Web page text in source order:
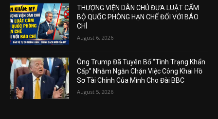
THƯỢNG VIỆN DÂN CHỦ ĐƯA LUẬT CẤM
BỘ QUỐC PHÒNG HẠN CHẾ ĐỐI VỚI BÁO
CHÍ
August 6, 2026
Ông Trump Đã Tuyên Bố “Tình Trạng Khẩn
Cấp” Nhằm Ngăn Chặn Việc Công Khai Hồ
Sơ Tài Chính Của Mình Cho Đài BBC
August 5, 2026